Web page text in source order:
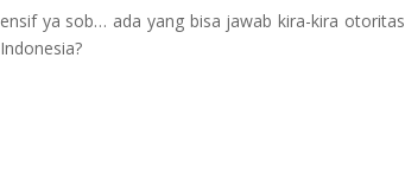
ya sob… ada yang bisa jawab kira-kira otoritas